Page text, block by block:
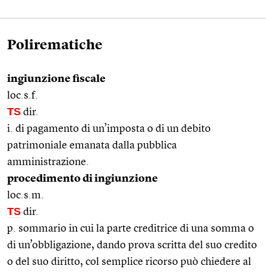
Polirematiche
ingiunzione fiscale
loc.s.f.
TS dir.
i. di pagamento di un’imposta o di un debito
patrimoniale emanata dalla pubblica
amministrazione.
procedimento di ingiunzione
loc.s.m.
TS dir.
p. sommario in cui la parte creditrice di una somma o
di un’obbligazione, dando prova scritta del suo credito
o del suo diritto, col semplice ricorso può chiedere al